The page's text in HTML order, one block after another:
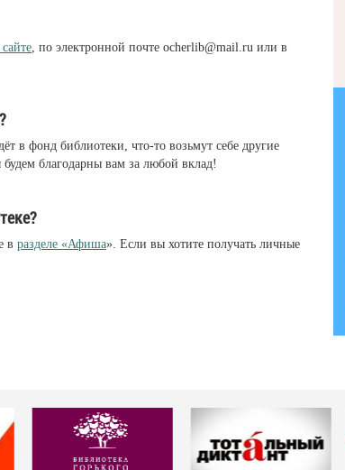
, по электронной почте ocherlib@mail.ru или в
в фонд библиотеки, что-то возьмут себе другие
благодарны вам за любой вклад!
в разделе «Афиша». Если вы хотите получать личные